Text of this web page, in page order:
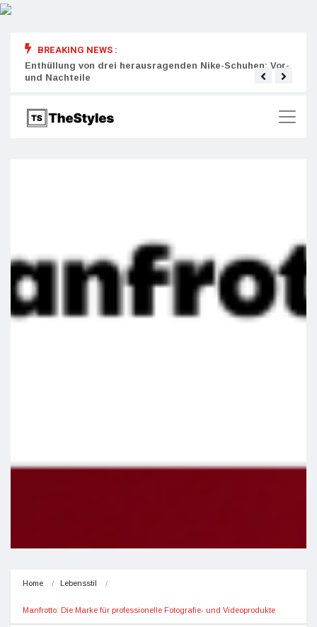
BREAKING NEWS :
Enthüllung von drei herausragenden Nike-Schuhen: Vor-
und Nachteile
Home Lebensstil
Manfrotto: Die Marke für professionelle Fotografie- und Videoprodukte